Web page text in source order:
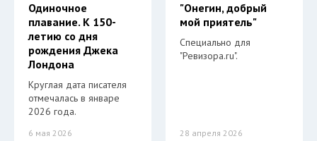
Одиночное
плавание. К 150-
летию со дня
рождения Джека
Лондона
Круглая дата писателя
отмечалась в январе
2026 года.
6 мая 2026
"Онегин, добрый
мой приятель"
Специально для
"Ревизора.ru".
28 апреля 2026